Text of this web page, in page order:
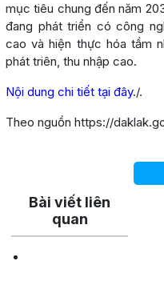
mục tiêu chung đến năm
đang phát triển có công
cao và hiện thực hóa tầm
phát triên, thu nhập cao.
Nội dung chi tiết tại đây./.
Theo nguồn https://
Bài viết liên
quan